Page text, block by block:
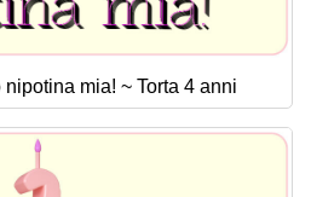
mia! ~ Torta 4 anni